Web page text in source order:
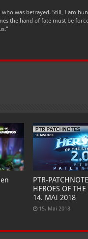
was betrayed. Still, I am
the hand of fate must be
PTR-
HEROES OF
14. MAI 2018
15. Mai 2018